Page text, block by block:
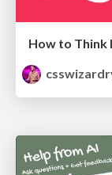
How to Think